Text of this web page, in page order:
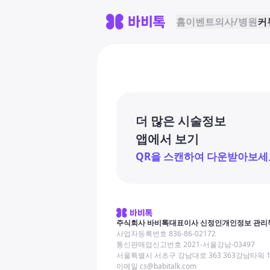
홈이벤트의사/병원커
더 많은 시술정보
앱에서 보기
QR을 스캔하여 다운받아보세
주식회사 바비톡대표이사 신정인개인정보 관리
사업자등록번호 836-86-02172
통신판매업신고번호 2021-서울강남-03497
서울특별시 서초구 강남대로 363 363강남타워
이메일 cs@babitalk.com